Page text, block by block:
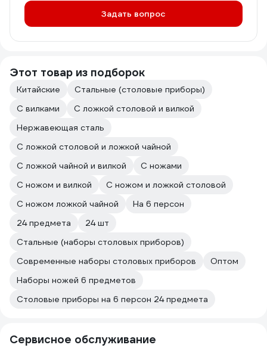
Задать вопрос
Этот товар из подборок
Китайские
Стальные (столовые приборы)
С вилками
С ложкой столовой и вилкой
Нержавеющая сталь
С ложкой столовой и ложкой чайной
С ложкой чайной и вилкой
С ножами
С ножом и вилкой
С ножом и ложкой столовой
С ножом ложкой чайной
На 6 персон
24 предмета
24 шт
Стальные (наборы столовых приборов)
Современные наборы столовых приборов
Оптом
Наборы ножей 6 предметов
Столовые приборы на 6 персон 24 предмета
Сервисное обслуживание